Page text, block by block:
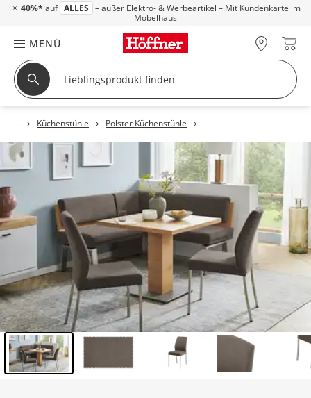
☀ 40%* auf ALLES – außer Elektro- & Werbeartikel – Mit Kundenkarte im
Möbelhaus
MENÜ
Küchenstühle Polster Küchenstühle